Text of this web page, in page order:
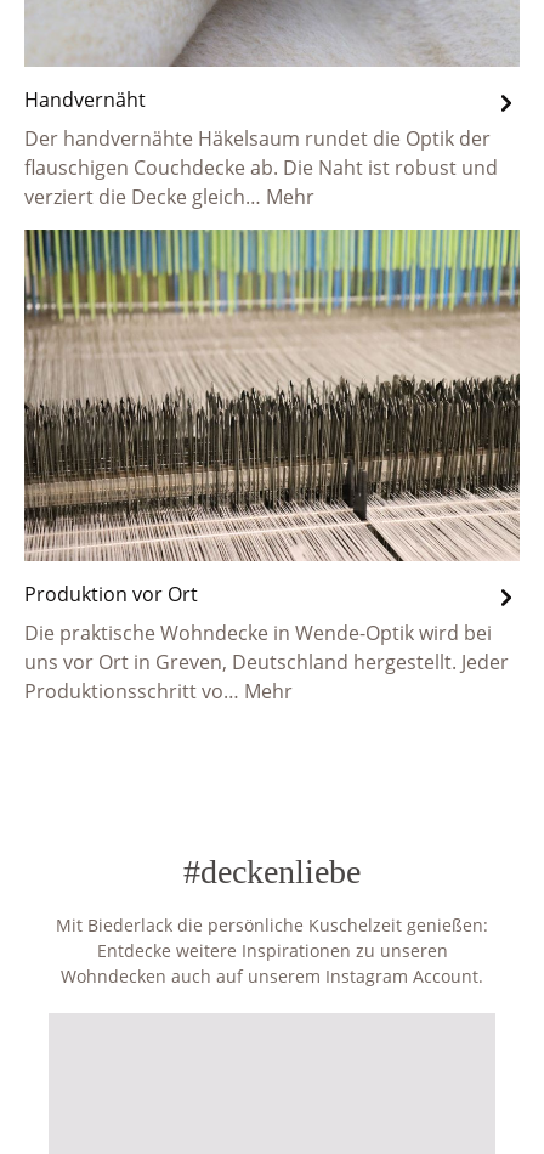
Handvernäht
Der handvernähte Häkelsaum rundet die Optik der
flauschigen Couchdecke ab. Die Naht ist robust und
verziert die Decke gleich… Mehr
Produktion vor Ort
Die praktische Wohndecke in Wende-Optik wird bei
uns vor Ort in Greven, Deutschland hergestellt. Jeder
Produktionsschritt vo… Mehr
#deckenliebe
Mit Biederlack die persönliche Kuschelzeit genießen:
Entdecke weitere Inspirationen zu unseren
Wohndecken auch auf unserem Instagram Account.